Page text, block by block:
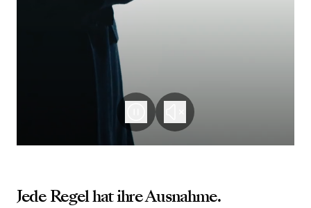
Jede Regel hat ihre Ausnahme.